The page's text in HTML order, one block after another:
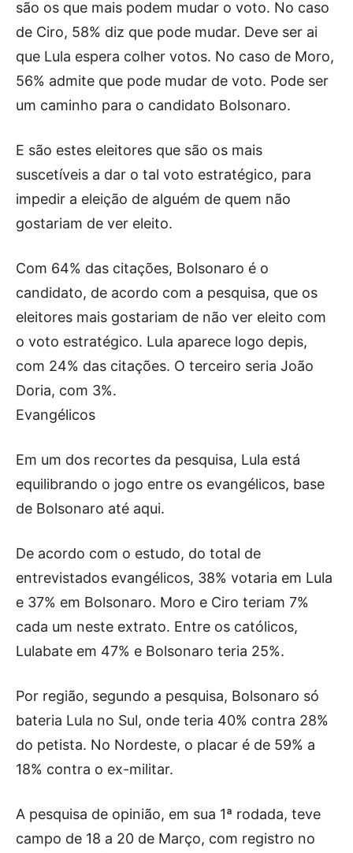
são os que mais podem mudar o voto. No caso
de Ciro, 58% diz que pode mudar. Deve ser ai
que Lula espera colher votos. No caso de Moro,
56% admite que pode mudar de voto. Pode ser
um caminho para o candidato Bolsonaro.
E são estes eleitores que são os mais
suscetíveis a dar o tal voto estratégico, para
impedir a eleição de alguém de quem não
gostariam de ver eleito.
Com 64% das citações, Bolsonaro é o
candidato, de acordo com a pesquisa, que os
eleitores mais gostariam de não ver eleito com
o voto estratégico. Lula aparece logo depis,
com 24% das citações. O terceiro seria João
Doria, com 3%.
Evangélicos
Em um dos recortes da pesquisa, Lula está
equilibrando o jogo entre os evangélicos, base
de Bolsonaro até aqui.
De acordo com o estudo, do total de
entrevistados evangélicos, 38% votaria em Lula
e 37% em Bolsonaro. Moro e Ciro teriam 7%
cada um neste extrato. Entre os católicos,
Lulabate em 47% e Bolsonaro teria 25%.
Por região, segundo a pesquisa, Bolsonaro só
bateria Lula no Sul, onde teria 40% contra 28%
do petista. No Nordeste, o placar é de 59% a
18% contra o ex-militar.
A pesquisa de opinião, em sua 1ª rodada, teve
campo de 18 a 20 de Março, com registro no